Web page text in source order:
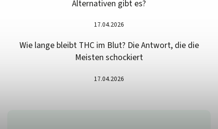
Alternativen gibt es?
17.04.2026
Wie lange bleibt THC im Blut? Die Antwort, die die
Meisten schockiert
17.04.2026